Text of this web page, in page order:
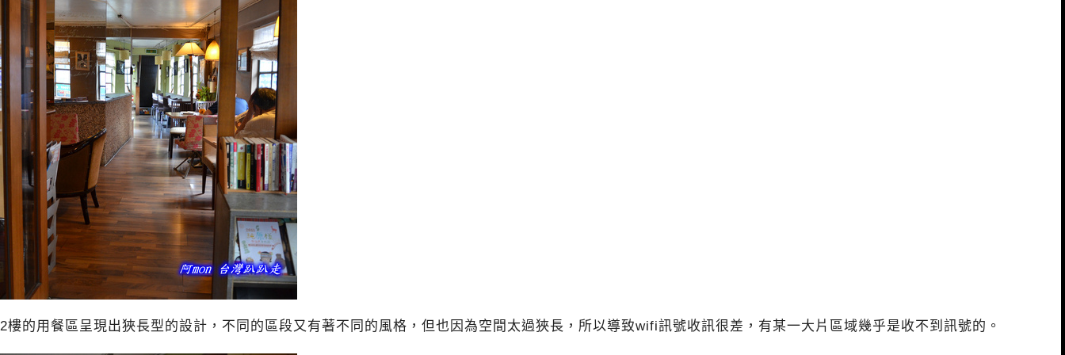
2樓的用餐區呈現出狹長型的設計，不同的區段又有著不同的風格，但也因為空間太過狹長，所以導致wifi訊號收訊很差，有某一大片區域幾乎是收不到訊號的。